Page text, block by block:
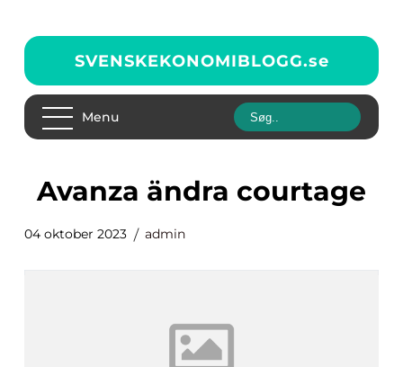
SVENSKEKONOMIBLOGG.se
Menu
avanza ändra courtage
04 oktober 2023 admin